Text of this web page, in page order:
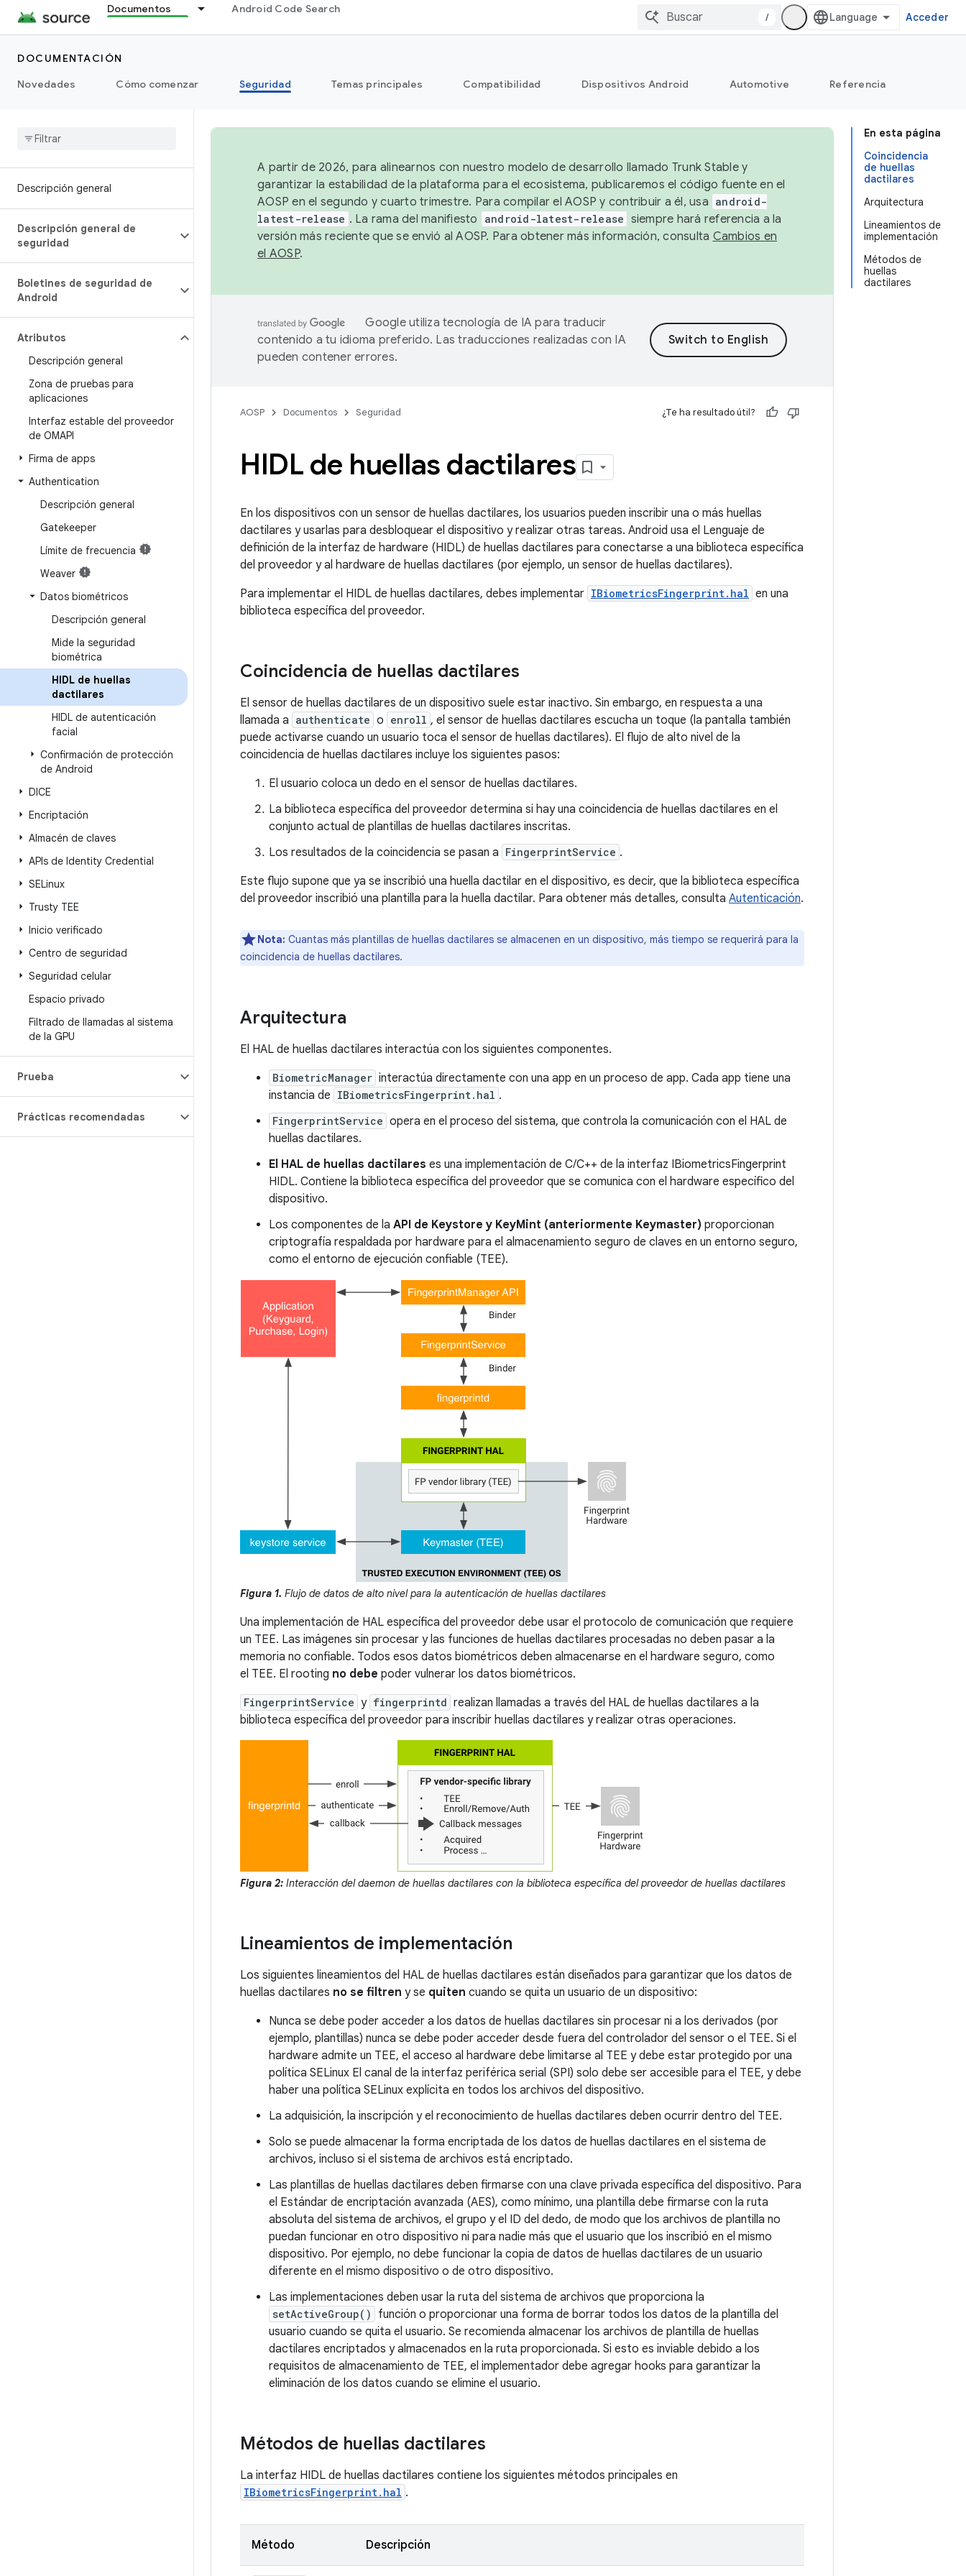
Documentos Android Code Search
/ Acceder
DOCUMENTACIÓN
Novedades
Cómo comenzar Seguridad Temas principales Compatibilidad Dispositivos Android Automotive Referencia
Descripción general
Descripción general de
seguridad
Boletines de seguridad de
Android
Atributos
Descripción general
Zona de pruebas para
aplicaciones
Interfaz estable del proveedor
de OMAPI
Firma de apps
Authentication
Descripción general
Gatekeeper
Límite de frecuencia
Weaver
Datos biométricos
Descripción general
Mide la seguridad
biométrica
HIDL de huellas
dactilares
HIDL de autenticación
facial
Confirmación de protección
de Android
DICE
Encriptación
Almacén de claves
APIs de Identity Credential
SELinux
Trusty TEE
Inicio verificado
Centro de seguridad
Seguridad celular
Espacio privado
Filtrado de llamadas al sistema
de la GPU
Prueba
Prácticas recomendadas
En esta página
Coincidencia
de huellas
dactilares
Arquitectura
Lineamientos de
implementación
Métodos de
huellas
dactilares
A partir de 2026, para alinearnos con nuestro modelo de desarrollo llamado Trunk Stable y
garantizar la estabilidad de la plataforma para el ecosistema, publicaremos el código fuente en el
AOSP en el segundo y cuarto trimestre. Para compilar el AOSP y contribuir a él, usa android-
latest-release . La rama del manifiesto android-latest-release siempre hará referencia a la
versión más reciente que se envió al AOSP. Para obtener más información, consulta Cambios en
el AOSP.
Google utiliza tecnología de IA para traducir
contenido a tu idioma preferido. Las traducciones realizadas con IA
pueden contener errores.
AOSP Documentos Seguridad ¿Te ha resultado útil?
HIDL de huellas dactilares
En los dispositivos con un sensor de huellas dactilares, los usuarios pueden inscribir una o más huellas
dactilares y usarlas para desbloquear el dispositivo y realizar otras tareas. Android usa el Lenguaje de
definición de la interfaz de hardware (HIDL) de huellas dactilares para conectarse a una biblioteca específica
del proveedor y al hardware de huellas dactilares (por ejemplo, un sensor de huellas dactilares).
Para implementar el HIDL de huellas dactilares, debes implementar IBiometricsFingerprint.hal en una
biblioteca específica del proveedor.
Coincidencia de huellas dactilares
El sensor de huellas dactilares de un dispositivo suele estar inactivo. Sin embargo, en respuesta a una
llamada a authenticate o enroll , el sensor de huellas dactilares escucha un toque (la pantalla también
puede activarse cuando un usuario toca el sensor de huellas dactilares). El flujo de alto nivel de la
coincidencia de huellas dactilares incluye los siguientes pasos:
El usuario coloca un dedo en el sensor de huellas dactilares.
La biblioteca específica del proveedor determina si hay una coincidencia de huellas dactilares en el
conjunto actual de plantillas de huellas dactilares inscritas.
Los resultados de la coincidencia se pasan a FingerprintService .
Este flujo supone que ya se inscribió una huella dactilar en el dispositivo, es decir, que la biblioteca específica
del proveedor inscribió una plantilla para la huella dactilar. Para obtener más detalles, consulta Autenticación.
Nota: Cuantas más plantillas de huellas dactilares se almacenen en un dispositivo, más tiempo se requerirá para la
coincidencia de huellas dactilares.
Arquitectura
El HAL de huellas dactilares interactúa con los siguientes componentes.
BiometricManager interactúa directamente con una app en un proceso de app. Cada app tiene una
instancia de IBiometricsFingerprint.hal .
FingerprintService opera en el proceso del sistema, que controla la comunicación con el HAL de
huellas dactilares.
El HAL de huellas dactilares es una implementación de C/C++ de la interfaz IBiometricsFingerprint
HIDL. Contiene la biblioteca específica del proveedor que se comunica con el hardware específico del
dispositivo.
Los componentes de la API de Keystore y KeyMint (anteriormente Keymaster) proporcionan
criptografía respaldada por hardware para el almacenamiento seguro de claves en un entorno seguro,
como el entorno de ejecución confiable (TEE).
Figura 1. Flujo de datos de alto nivel para la autenticación de huellas dactilares
Una implementación de HAL específica del proveedor debe usar el protocolo de comunicación que requiere
un TEE. Las imágenes sin procesar y las funciones de huellas dactilares procesadas no deben pasar a la
memoria no confiable. Todos esos datos biométricos deben almacenarse en el hardware seguro, como
el TEE. El rooting no debe poder vulnerar los datos biométricos.
FingerprintService y fingerprintd realizan llamadas a través del HAL de huellas dactilares a la
biblioteca específica del proveedor para inscribir huellas dactilares y realizar otras operaciones.
Figura 2: Interacción del daemon de huellas dactilares con la biblioteca específica del proveedor de huellas dactilares
Lineamientos de implementación
Los siguientes lineamientos del HAL de huellas dactilares están diseñados para garantizar que los datos de
huellas dactilares no se filtren y se quiten cuando se quita un usuario de un dispositivo:
Nunca se debe poder acceder a los datos de huellas dactilares sin procesar ni a los derivados (por
ejemplo, plantillas) nunca se debe poder acceder desde fuera del controlador del sensor o el TEE. Si el
hardware admite un TEE, el acceso al hardware debe limitarse al TEE y debe estar protegido por una
política SELinux El canal de la interfaz periférica serial (SPI) solo debe ser accesible para el TEE, y debe
haber una política SELinux explícita en todos los archivos del dispositivo.
La adquisición, la inscripción y el reconocimiento de huellas dactilares deben ocurrir dentro del TEE.
Solo se puede almacenar la forma encriptada de los datos de huellas dactilares en el sistema de
archivos, incluso si el sistema de archivos está encriptado.
Las plantillas de huellas dactilares deben firmarse con una clave privada específica del dispositivo. Para
el Estándar de encriptación avanzada (AES), como mínimo, una plantilla debe firmarse con la ruta
absoluta del sistema de archivos, el grupo y el ID del dedo, de modo que los archivos de plantilla no
puedan funcionar en otro dispositivo ni para nadie más que el usuario que los inscribió en el mismo
dispositivo. Por ejemplo, no debe funcionar la copia de datos de huellas dactilares de un usuario
diferente en el mismo dispositivo o de otro dispositivo.
Las implementaciones deben usar la ruta del sistema de archivos que proporciona la
setActiveGroup()
función o proporcionar una forma de borrar todos los datos de la plantilla del
usuario cuando se quita el usuario. Se recomienda almacenar los archivos de plantilla de huellas
dactilares encriptados y almacenados en la ruta proporcionada. Si esto es inviable debido a los
requisitos de almacenamiento de TEE, el implementador debe agregar hooks para garantizar la
eliminación de los datos cuando se elimine el usuario.
Métodos de huellas dactilares
La interfaz HIDL de huellas dactilares contiene los siguientes métodos principales en
IBiometricsFingerprint.hal .
Método Descripción